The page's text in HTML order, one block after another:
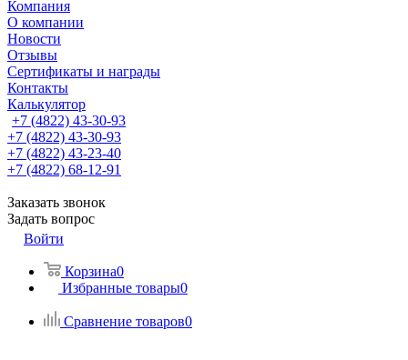
Компания
О компании
Новости
Отзывы
Сертификаты и награды
Контакты
Калькулятор
+7 (4822) 43-30-93
+7 (4822) 43-30-93
+7 (4822) 43-23-40
+7 (4822) 68-12-91
Заказать звонок
Задать вопрос
Войти
Корзина0
Избранные товары0
Сравнение товаров0